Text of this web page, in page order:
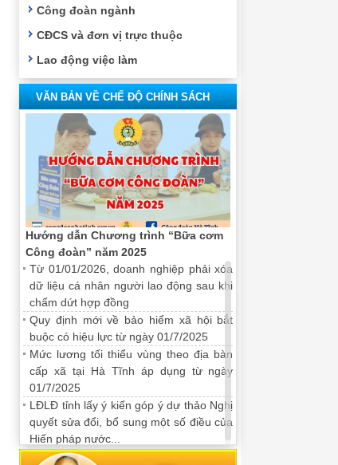
Công đoàn ngành
CĐCS và đơn vị trực thuộc
Lao động việc làm
VĂN BẢN VỀ CHẾ ĐỘ CHÍNH SÁCH
Hướng dẫn Chương trình “Bữa cơm
Công đoàn” năm 2025
Từ 01/01/2026, doanh nghiệp phải xóa
dữ liệu cá nhân người lao động sau khi
chấm dứt hợp đồng
Quy định mới về bảo hiểm xã hội bắt
buộc có hiệu lực từ ngày 01/7/2025
Mức lương tối thiểu vùng theo địa bàn
cấp xã tại Hà Tĩnh áp dụng từ ngày
01/7/2025
LĐLĐ tỉnh lấy ý kiến góp ý dự thảo Nghị
quyết sửa đổi, bổ sung một số điều của
Hiến pháp nước...